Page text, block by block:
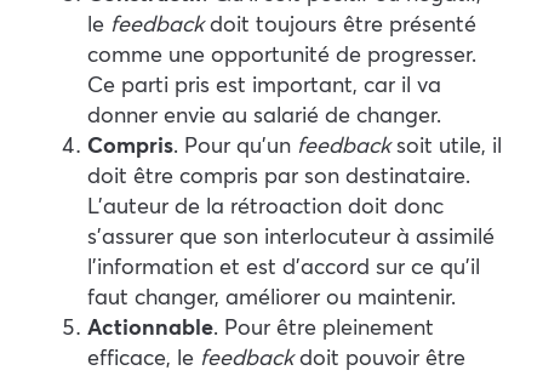
le feedbackdoit toujours être présenté
comme une opportunité de progresser.
Ce parti pris est important, car il va
donner envie au salarié de changer.
Compris. Pour qu’un feedbacksoit utile, il
doit être compris par son destinataire.
L’auteur de la rétroaction doit donc
s’assurer que son interlocuteur à assimilé
l’information et est d’accord sur ce qu’il
faut changer, améliorer ou maintenir.
Actionnable. Pour être pleinement
efficace, le feedbackdoit pouvoir être